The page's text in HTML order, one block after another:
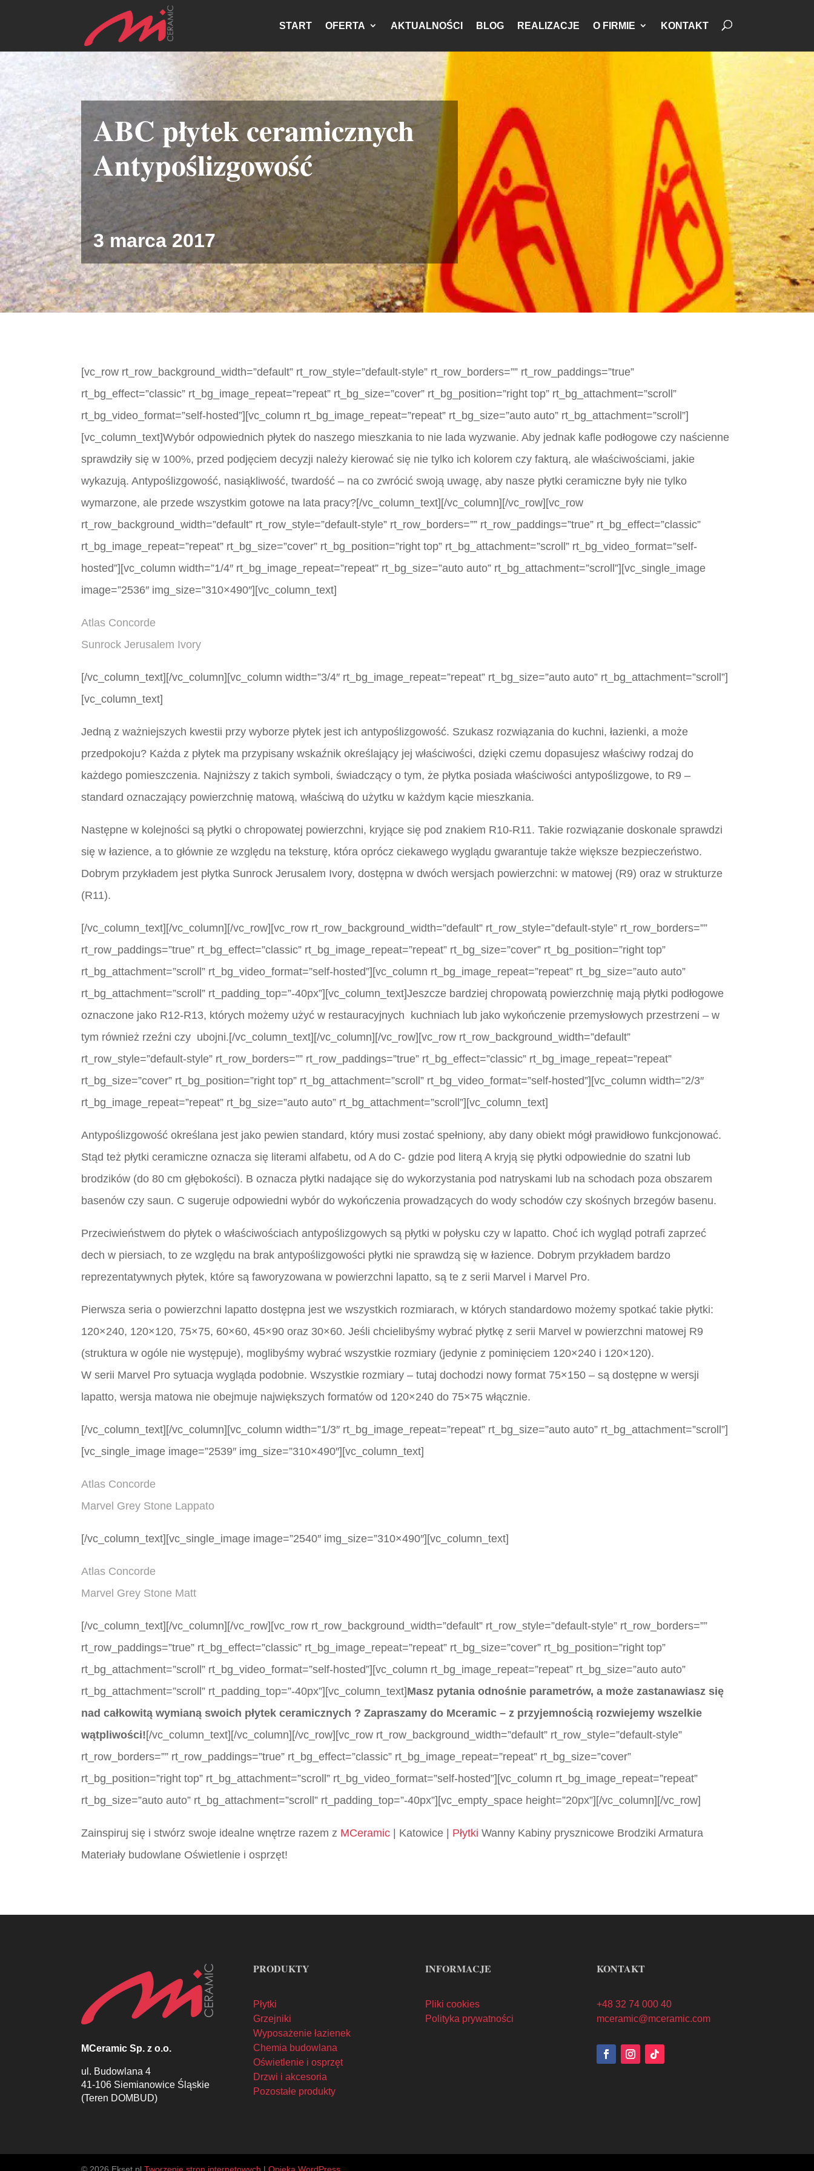
START OFERTA AKTUALNOŚCI BLOG REALIZACJE O FIRMIE KONTAKT
ABC płytek ceramicznych
Antypoślizgowość
3 marca 2017
[vc_row rt_row_background_width=”default” rt_row_style=”default-style” rt_row_borders=”” rt_row_paddings=”true”
rt_bg_effect=”classic” rt_bg_image_repeat=”repeat” rt_bg_size=”cover” rt_bg_position=”right top” rt_bg_attachment=”scroll”
rt_bg_video_format=”self-hosted”][vc_column rt_bg_image_repeat=”repeat” rt_bg_size=”auto auto” rt_bg_attachment=”scroll”]
[vc_column_text]Wybór odpowiednich płytek do naszego mieszkania to nie lada wyzwanie. Aby jednak kafle podłogowe czy naścienne
sprawdziły się w 100%, przed podjęciem decyzji należy kierować się nie tylko ich kolorem czy fakturą, ale właściwościami, jakie
wykazują. Antypoślizgowość, nasiąkliwość, twardość – na co zwrócić swoją uwagę, aby nasze płytki ceramiczne były nie tylko
wymarzone, ale przede wszystkim gotowe na lata pracy?[/vc_column_text][/vc_column][/vc_row][vc_row
rt_row_background_width=”default” rt_row_style=”default-style” rt_row_borders=”” rt_row_paddings=”true” rt_bg_effect=”classic”
rt_bg_image_repeat=”repeat” rt_bg_size=”cover” rt_bg_position=”right top” rt_bg_attachment=”scroll” rt_bg_video_format=”self-
hosted”][vc_column width=”1/4″ rt_bg_image_repeat=”repeat” rt_bg_size=”auto auto” rt_bg_attachment=”scroll”][vc_single_image
image=”2536″ img_size=”310×490″][vc_column_text]
Atlas Concorde
Sunrock Jerusalem Ivory
[/vc_column_text][/vc_column][vc_column width=”3/4″ rt_bg_image_repeat=”repeat” rt_bg_size=”auto auto” rt_bg_attachment=”scroll”]
[vc_column_text]
Jedną z ważniejszych kwestii przy wyborze płytek jest ich antypoślizgowość. Szukasz rozwiązania do kuchni, łazienki, a może
przedpokoju? Każda z płytek ma przypisany wskaźnik określający jej właściwości, dzięki czemu dopasujesz właściwy rodzaj do
każdego pomieszczenia. Najniższy z takich symboli, świadczący o tym, że płytka posiada właściwości antypoślizgowe, to R9 –
standard oznaczający powierzchnię matową, właściwą do użytku w każdym kącie mieszkania.
Następne w kolejności są płytki o chropowatej powierzchni, kryjące się pod znakiem R10-R11. Takie rozwiązanie doskonale sprawdzi
się w łazience, a to głównie ze względu na teksturę, która oprócz ciekawego wyglądu gwarantuje także większe bezpieczeństwo.
Dobrym przykładem jest płytka Sunrock Jerusalem Ivory, dostępna w dwóch wersjach powierzchni: w matowej (R9) oraz w strukturze
(R11).
[/vc_column_text][/vc_column][/vc_row][vc_row rt_row_background_width=”default” rt_row_style=”default-style” rt_row_borders=””
rt_row_paddings=”true” rt_bg_effect=”classic” rt_bg_image_repeat=”repeat” rt_bg_size=”cover” rt_bg_position=”right top”
rt_bg_attachment=”scroll” rt_bg_video_format=”self-hosted”][vc_column rt_bg_image_repeat=”repeat” rt_bg_size=”auto auto”
rt_bg_attachment=”scroll” rt_padding_top=”-40px”][vc_column_text]Jeszcze bardziej chropowatą powierzchnię mają płytki podłogowe
oznaczone jako R12-R13, których możemy użyć w restauracyjnych kuchniach lub jako wykończenie przemysłowych przestrzeni – w
tym również rzeźni czy ubojni.[/vc_column_text][/vc_column][/vc_row][vc_row rt_row_background_width=”default”
rt_row_style=”default-style” rt_row_borders=”” rt_row_paddings=”true” rt_bg_effect=”classic” rt_bg_image_repeat=”repeat”
rt_bg_size=”cover” rt_bg_position=”right top” rt_bg_attachment=”scroll” rt_bg_video_format=”self-hosted”][vc_column width=”2/3″
rt_bg_image_repeat=”repeat” rt_bg_size=”auto auto” rt_bg_attachment=”scroll”][vc_column_text]
Antypoślizgowość określana jest jako pewien standard, który musi zostać spełniony, aby dany obiekt mógł prawidłowo funkcjonować.
Stąd też płytki ceramiczne oznacza się literami alfabetu, od A do C- gdzie pod literą A kryją się płytki odpowiednie do szatni lub
brodzików (do 80 cm głębokości). B oznacza płytki nadające się do wykorzystania pod natryskami lub na schodach poza obszarem
basenów czy saun. C sugeruje odpowiedni wybór do wykończenia prowadzących do wody schodów czy skośnych brzegów basenu.
Przeciwieństwem do płytek o właściwościach antypoślizgowych są płytki w połysku czy w lapatto. Choć ich wygląd potrafi zaprzeć
dech w piersiach, to ze względu na brak antypoślizgowości płytki nie sprawdzą się w łazience. Dobrym przykładem bardzo
reprezentatywnych płytek, które są faworyzowana w powierzchni lapatto, są te z serii Marvel i Marvel Pro.
Pierwsza seria o powierzchni lapatto dostępna jest we wszystkich rozmiarach, w których standardowo możemy spotkać takie płytki:
120×240, 120×120, 75×75, 60×60, 45×90 oraz 30×60. Jeśli chcielibyśmy wybrać płytkę z serii Marvel w powierzchni matowej R9
(struktura w ogóle nie występuje), moglibyśmy wybrać wszystkie rozmiary (jedynie z pominięciem 120×240 i 120×120).
W serii Marvel Pro sytuacja wygląda podobnie. Wszystkie rozmiary – tutaj dochodzi nowy format 75×150 – są dostępne w wersji
lapatto, wersja matowa nie obejmuje największych formatów od 120×240 do 75×75 włącznie.
[/vc_column_text][/vc_column][vc_column width=”1/3″ rt_bg_image_repeat=”repeat” rt_bg_size=”auto auto” rt_bg_attachment=”scroll”]
[vc_single_image image=”2539″ img_size=”310×490″][vc_column_text]
Atlas Concorde
Marvel Grey Stone Lappato
[/vc_column_text][vc_single_image image=”2540″ img_size=”310×490″][vc_column_text]
Atlas Concorde
Marvel Grey Stone Matt
[/vc_column_text][/vc_column][/vc_row][vc_row rt_row_background_width=”default” rt_row_style=”default-style” rt_row_borders=””
rt_row_paddings=”true” rt_bg_effect=”classic” rt_bg_image_repeat=”repeat” rt_bg_size=”cover” rt_bg_position=”right top”
rt_bg_attachment=”scroll” rt_bg_video_format=”self-hosted”][vc_column rt_bg_image_repeat=”repeat” rt_bg_size=”auto auto”
rt_bg_attachment=”scroll” rt_padding_top=”-40px”][vc_column_text]Masz pytania odnośnie parametrów, a może zastanawiasz się
nad całkowitą wymianą swoich płytek ceramicznych ? Zapraszamy do Mceramic – z przyjemnością rozwiejemy wszelkie
wątpliwości![/vc_column_text][/vc_column][/vc_row][vc_row rt_row_background_width=”default” rt_row_style=”default-style”
rt_row_borders=”” rt_row_paddings=”true” rt_bg_effect=”classic” rt_bg_image_repeat=”repeat” rt_bg_size=”cover”
rt_bg_position=”right top” rt_bg_attachment=”scroll” rt_bg_video_format=”self-hosted”][vc_column rt_bg_image_repeat=”repeat”
rt_bg_size=”auto auto” rt_bg_attachment=”scroll” rt_padding_top=”-40px”][vc_empty_space height=”20px”][/vc_column][/vc_row]
Zainspiruj się i stwórz swoje idealne wnętrze razem z MCeramic | Katowice | Płytki Wanny Kabiny prysznicowe Brodziki Armatura
Materiały budowlane Oświetlenie i osprzęt!
MCeramic Sp. z o.o.
ul. Budowlana 4
41-106 Siemianowice Śląskie
(Teren DOMBUD)
PRODUKTY
Płytki
Grzejniki
Wyposażenie łazienek
Chemia budowlana
Oświetlenie i osprzęt
Drzwi i akcesoria
Pozostałe produkty
INFORMACJE
Pliki cookies
Polityka prywatności
KONTAKT
+48 32 74 000 40
mceramic@mceramic.com